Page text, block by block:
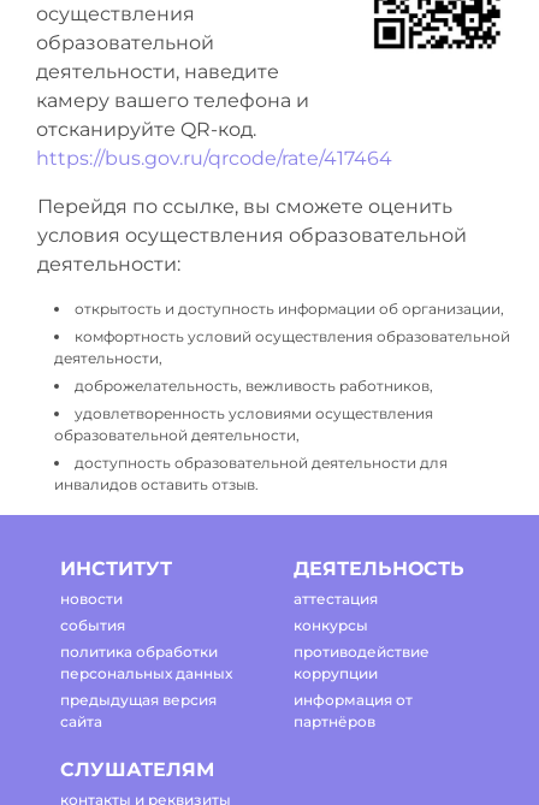
осуществления
образовательной
деятельности, наведите
камеру вашего телефона и
отсканируйте QR-код.
https://bus.gov.ru/qrcode/rate/417464
Перейдя по ссылке, вы сможете оценить
условия осуществления образовательной
деятельности:
открытость и доступность информации об организации,
комфортность условий осуществления образовательной
деятельности,
доброжелательность, вежливость работников,
удовлетворенность условиями осуществления
образовательной деятельности,
доступность образовательной деятельности для
инвалидов оставить отзыв.
ИНСТИТУТ
новости
события
политика обработки
персональных данных
предыдущая версия
сайта
ДЕЯТЕЛЬНОСТЬ
аттестация
конкурсы
противодействие
коррупции
информация от
партнёров
СЛУШАТЕЛЯМ
контакты и реквизиты